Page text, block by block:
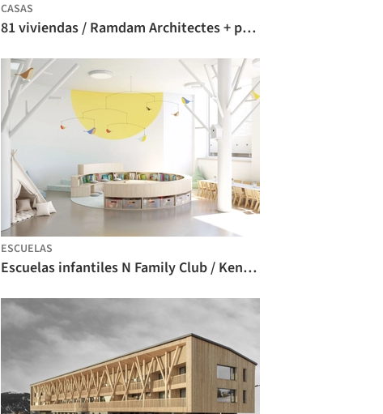
CASAS
81 viviendas / Ramdam Architectes + palast
ESCUELAS
Escuelas infantiles N Family Club / Kennedy Woods